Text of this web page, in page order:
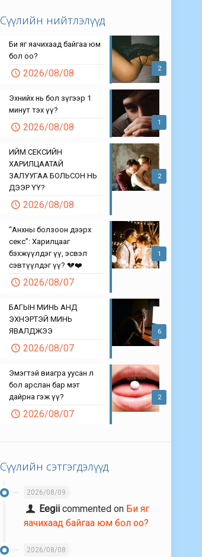
Сүүлийн нийтлэлүүд
2
Би яг яачихаад байгаа юм
бол оо?
2026/08/08
1
Эхнийх нь бол зүгээр 1
минут тэх үү?
2026/08/08
2
ИЙМ СЕКСИЙН
ХАРИЛЦААТАЙ
ЗАЛУУГАА БОЛЬСОН НЬ
ДЭЭР ҮҮ?
2026/08/08
1
“Анхны болзоон дээрх
секс”: Харилцааг
бэхжүүлдэг үү, эсвэл
сэвтүүлдэг үү? 💔❤️
2026/08/07
6
БАГЫН МИНЬ АНД
ЭХНЭРТЭЙ МИНЬ
ЯВАЛДЖЭЭ
2026/08/07
2
Эмэгтэй виагра уусан л
бол арслан бар мэт
дайрна гэж үү?
2026/08/07
Сүүлийн сэтгэгдэлүүд
2026/08/09
Eegii commented on Би яг
яачихаад байгаа юм бол оо?
2026/08/08